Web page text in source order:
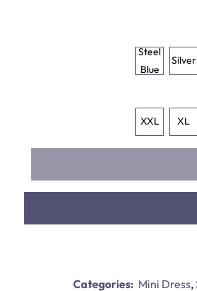
Silver
Steel
Blue
XL
XXL
Categories: Mini Dress,